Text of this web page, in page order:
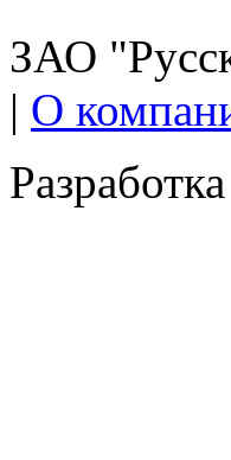
ЗАО
| О
Разработка